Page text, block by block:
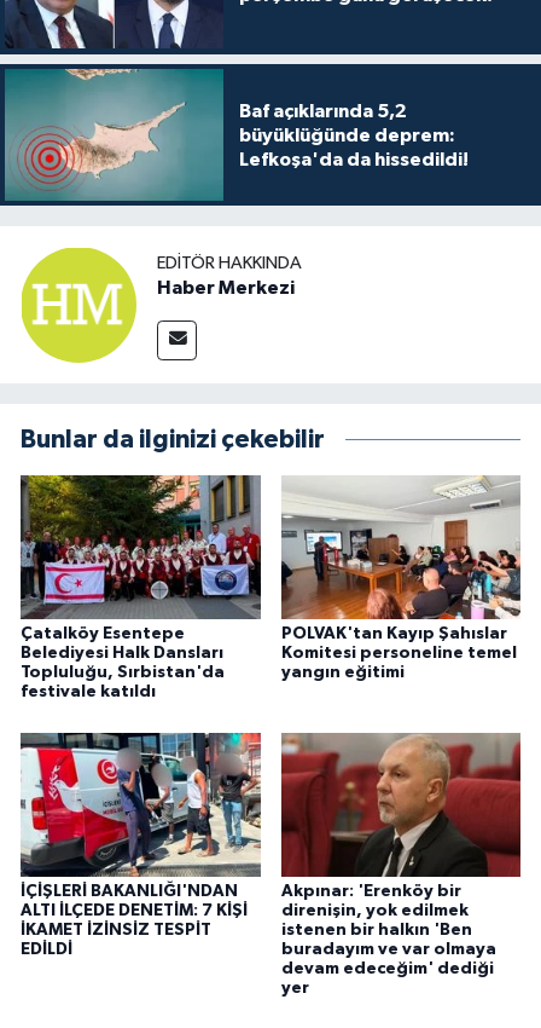
Baf açıklarında 5,2
büyüklüğünde deprem:
Lefkoşa'da da hissedildi!
EDITÖR HAKKINDA
Haber Merkezi
Bunlar da ilginizi çekebilir
Çatalköy Esentepe
Belediyesi Halk Dansları
Topluluğu, Sırbistan'da
festivale katıldı
POLVAK'tan Kayıp Şahıslar
Komitesi personeline temel
yangın eğitimi
İÇİŞLERİ BAKANLIĞI'NDAN
ALTI İLÇEDE DENETİM: 7 KİŞİ
İKAMET İZİNSİZ TESPİT
EDİLDİ
Akpınar: 'Erenköy bir
direnişin, yok edilmek
istenen bir halkın 'Ben
buradayım ve var olmaya
devam edeceğim' dediği
yer